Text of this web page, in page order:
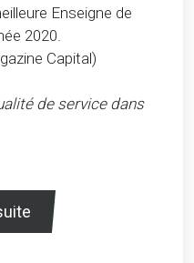
Enseigne de
2020.
Capital)
de service dans